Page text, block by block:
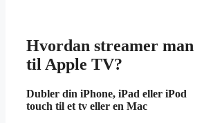
Hvordan streamer man
til Apple TV?
Dubler din iPhone, iPad eller iPod
touch til et tv eller en Mac